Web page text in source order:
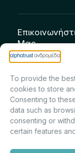
To provide the
cookies to store
Consenting to
data such as
consenting or
certain features
Μας
Οδός
Κηφισιά Τ.Κ.